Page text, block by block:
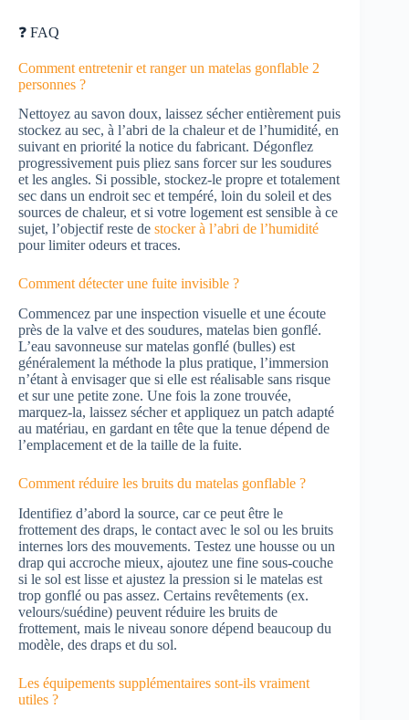
❓ FAQ
Comment entretenir et ranger un matelas gonflable 2
personnes ?
Nettoyez au savon doux, laissez sécher entièrement puis
stockez au sec, à l’abri de la chaleur et de l’humidité, en
suivant en priorité la notice du fabricant. Dégonflez
progressivement puis pliez sans forcer sur les soudures
et les angles. Si possible, stockez-le propre et totalement
sec dans un endroit sec et tempéré, loin du soleil et des
sources de chaleur, et si votre logement est sensible à ce
sujet, l’objectif reste de stocker à l’abri de l’humidité
pour limiter odeurs et traces.
Comment détecter une fuite invisible ?
Commencez par une inspection visuelle et une écoute
près de la valve et des soudures, matelas bien gonflé.
L’eau savonneuse sur matelas gonflé (bulles) est
généralement la méthode la plus pratique, l’immersion
n’étant à envisager que si elle est réalisable sans risque
et sur une petite zone. Une fois la zone trouvée,
marquez-la, laissez sécher et appliquez un patch adapté
au matériau, en gardant en tête que la tenue dépend de
l’emplacement et de la taille de la fuite.
Comment réduire les bruits du matelas gonflable ?
Identifiez d’abord la source, car ce peut être le
frottement des draps, le contact avec le sol ou les bruits
internes lors des mouvements. Testez une housse ou un
drap qui accroche mieux, ajoutez une fine sous-couche
si le sol est lisse et ajustez la pression si le matelas est
trop gonflé ou pas assez. Certains revêtements (ex.
velours/suédine) peuvent réduire les bruits de
frottement, mais le niveau sonore dépend beaucoup du
modèle, des draps et du sol.
Les équipements supplémentaires sont-ils vraiment
utiles ?